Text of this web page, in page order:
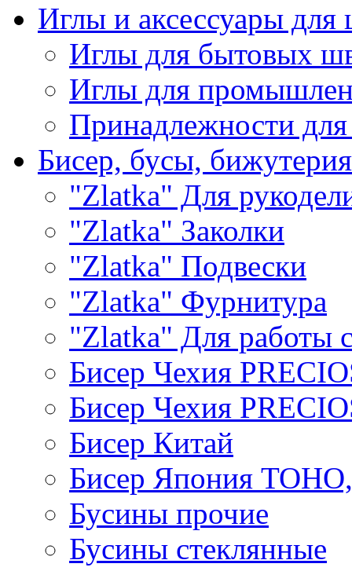
Иглы и аксессуары
Иглы для бытовых
Иглы для
Принадлежности
Бисер, бусы, бижутерия
"Zlatka" Для
"Zlatka" Заколки
"Zlatka" Подвески
"Zlatka" Фурнитура
"Zlatka" Для работы
Бисер Чехия
Бисер Чехия
Бисер Китай
Бисер Япония
Бусины прочие
Бусины стеклянные